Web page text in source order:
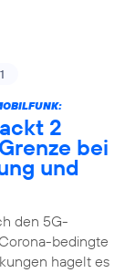
2
bei
und
den 5G-
bedingte
hagelt es